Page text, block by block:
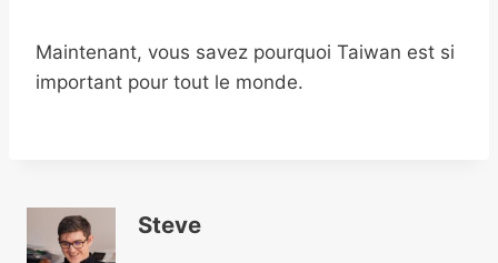
Maintenant, vous savez pourquoi Taiwan est si
important pour tout le monde.
Steve